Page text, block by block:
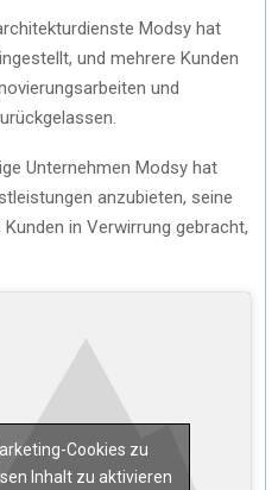
Modsy hat
und mehrere Kunden
und
Unternehmen Modsy hat
anzubieten, seine
in Verwirrung gebracht,
Cookies zu
Inhalt zu aktivieren